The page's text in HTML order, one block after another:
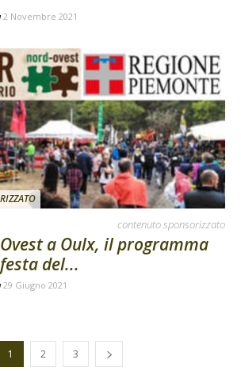
2 Novembre 2021
contenuto sponsorizzato
a Oulx, il programma
del...
29 Giugno 2021
1 2 3